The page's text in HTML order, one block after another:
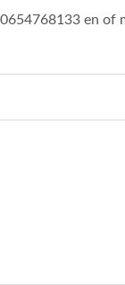
en of